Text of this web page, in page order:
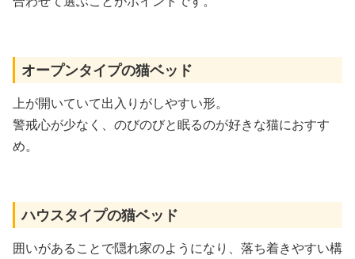
オープンタイプの猫ベッド
上が開いていて出入りがしやすい形。
警戒心が少なく、のびのびと眠るのが好きな猫におすす
め。
ハウスタイプの猫ベッド
囲いがあることで隠れ家のようになり、落ち着きやすい構